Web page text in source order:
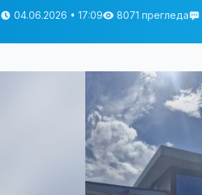
04.06.2026 • 17:09 8071 прегледа